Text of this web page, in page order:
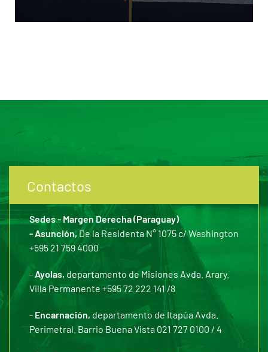
Contactos
Sedes - Margen Derecha (Paraguay)
- Asunción,De la Residenta N° 1075 c/ Washington
+595 21 759 4000
- Ayolas, departamento de Misiones Avda. Arary.
Villa Permanente +595 72 222 141 /8
- Encarnación, departamento de Itapúa Avda.
Perimetral. Barrio Buena Vista 021 727 0100 / 4